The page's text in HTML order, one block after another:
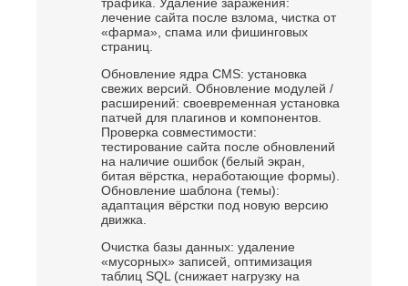
лечение сайта после взлома, чистка от
«фарма», спама или фишинговых
страниц.
Обновление ядра CMS: установка
свежих версий. Обновление модулей /
расширений: своевременная установка
патчей для плагинов и компонентов.
Проверка совместимости:
тестирование сайта после обновлений
на наличие ошибок (белый экран,
битая вёрстка, неработающие формы).
Обновление шаблона (темы):
адаптация вёрстки под новую версию
движка.
Очистка базы данных: удаление
«мусорных» записей, оптимизация
таблиц SQL (снижает нагрузку на